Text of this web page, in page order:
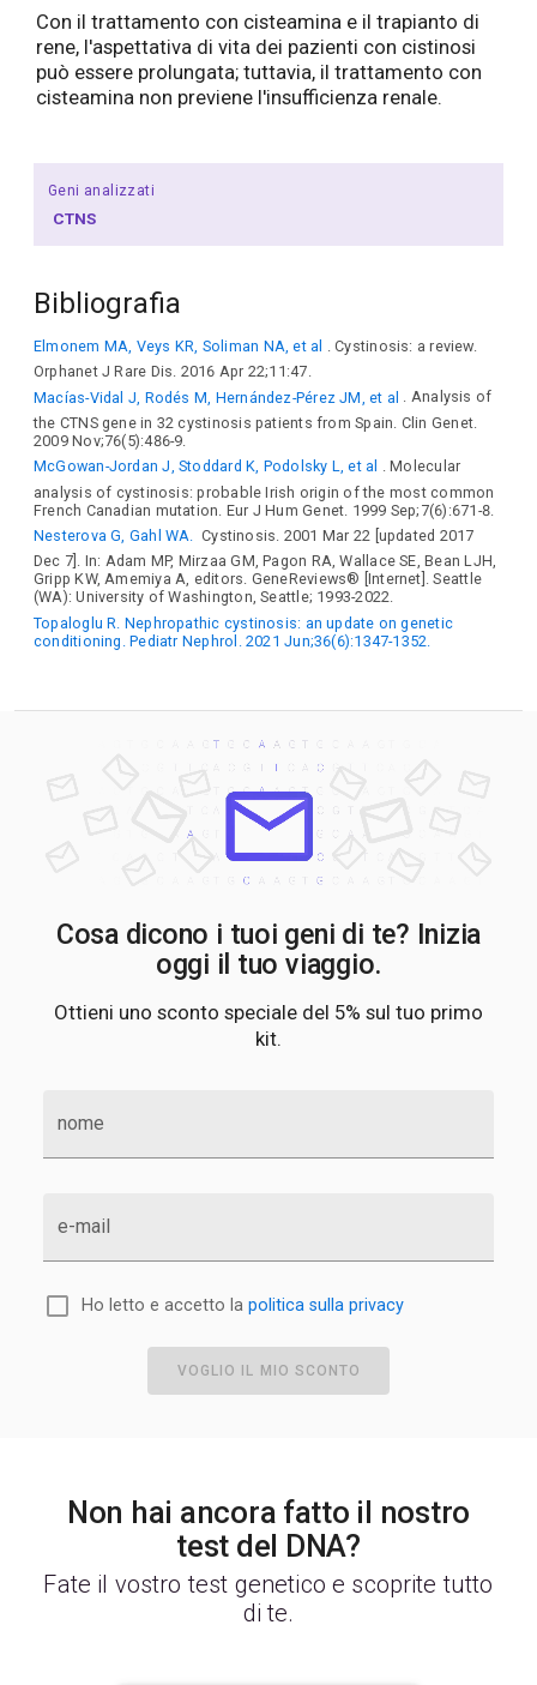
Con il trattamento con cisteamina e il trapianto di
rene, l'aspettativa di vita dei pazienti con cistinosi
può essere prolungata; tuttavia, il trattamento con
cisteamina non previene l'insufficienza renale.
Geni analizzati
CTNS
Bibliografia
Elmonem MA, Veys KR, Soliman NA, et al . Cystinosis: a review.
Orphanet J Rare Dis. 2016 Apr 22;11:47.
Macías-Vidal J, Rodés M, Hernández-Pérez JM, et al . Analysis of
the CTNS gene in 32 cystinosis patients from Spain. Clin Genet.
2009 Nov;76(5):486-9.
McGowan-Jordan J, Stoddard K, Podolsky L, et al . Molecular
analysis of cystinosis: probable Irish origin of the most common
French Canadian mutation. Eur J Hum Genet. 1999 Sep;7(6):671-8.
Nesterova G, Gahl WA.
Cystinosis. 2001 Mar 22 [updated 2017
Dec 7]. In: Adam MP, Mirzaa GM, Pagon RA, Wallace SE, Bean LJH,
Gripp KW, Amemiya A, editors. GeneReviews® [Internet]. Seattle
(WA): University of Washington, Seattle; 1993-2022.
Topaloglu R. Nephropathic cystinosis: an update on genetic
conditioning. Pediatr Nephrol. 2021 Jun;36(6):1347-1352.
Cosa dicono i tuoi geni di te? Inizia
oggi il tuo viaggio.
Ottieni uno sconto speciale del 5% sul tuo primo
kit.
nome
e-mail
Ho letto e accetto la politica sulla privacy
VOGLIO IL MIO SCONTO
Non hai ancora fatto il nostro
test del DNA?
Fate il vostro test genetico e scoprite tutto
di te.